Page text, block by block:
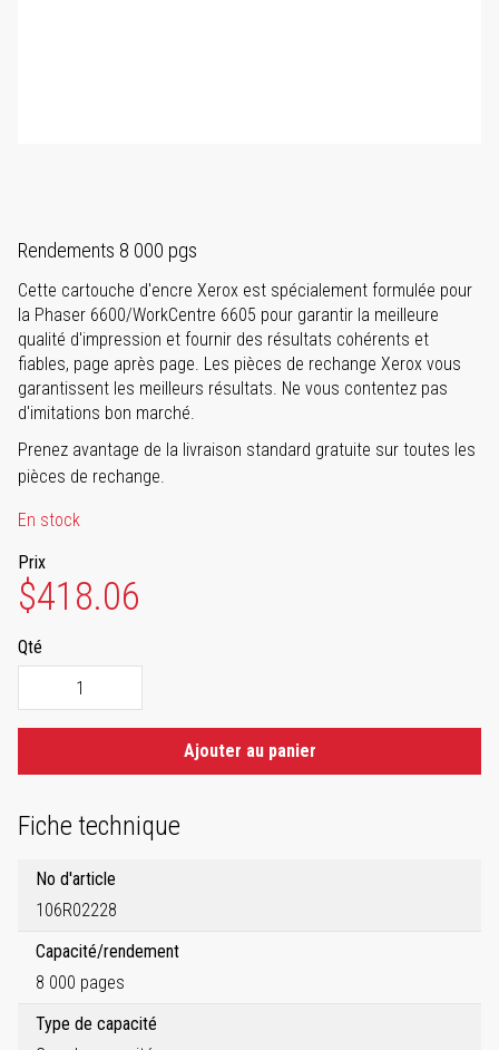
Rendements 8 000 pgs
Cette cartouche d'encre Xerox est spécialement formulée pour
la Phaser 6600/WorkCentre 6605 pour garantir la meilleure
qualité d'impression et fournir des résultats cohérents et
fiables, page après page. Les pièces de rechange Xerox vous
garantissent les meilleurs résultats. Ne vous contentez pas
d'imitations bon marché.
Prenez avantage de la livraison standard gratuite sur toutes les
pièces de rechange.
En stock
Prix
$418.06
Qté
Ajouter au panier
Fiche technique
No d'article
106R02228
Capacité/rendement
8 000 pages
Type de capacité